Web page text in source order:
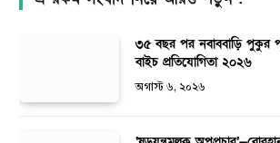
৩৫ বছর পর নবাববাড়ি পুকুর
বাইচ প্রতিযোগিতা ২০২৬
অগাস্ট ৬, ২০২৬